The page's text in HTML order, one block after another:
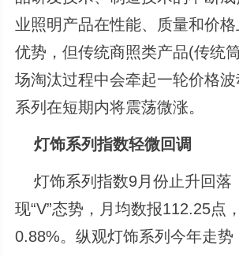
业照明产品在性能、质量和价
优势，但传统商照类产品(传统
场淘汰过程中会牵起一轮价格
系列在短期内将震荡微涨。
灯饰系列指数轻微回调
灯饰系列指数9月份止升回落
现“V”态势，月均数报112.25点
0.88%。纵观灯饰系列今年走势